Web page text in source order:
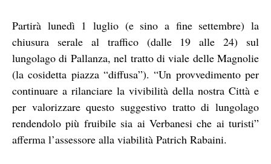
Partirà lunedì 1 luglio (e sino a fine settembre) la
chiusura serale al traffico (dalle 19 alle 24) sul
lungolago di Pallanza, nel tratto di viale delle Magnolie
(la cosidetta piazza “diffusa”). “Un provvedimento per
continuare a rilanciare la vivibilità della nostra Città e
per valorizzare questo suggestivo tratto di lungolago
rendendolo più fruibile sia ai Verbanesi che ai turisti”
afferma l’assessore alla viabilità Patrich Rabaini.